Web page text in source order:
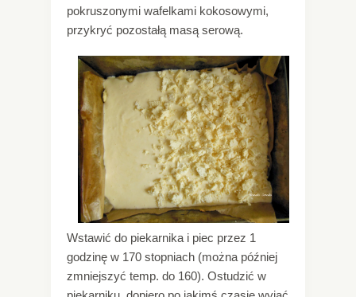
pokruszonymi wafelkami kokosowymi,
przykryć pozostałą masą serową.
Wstawić do piekarnika i piec przez 1
godzinę w 170 stopniach (można później
zmniejszyć temp. do 160). Ostudzić w